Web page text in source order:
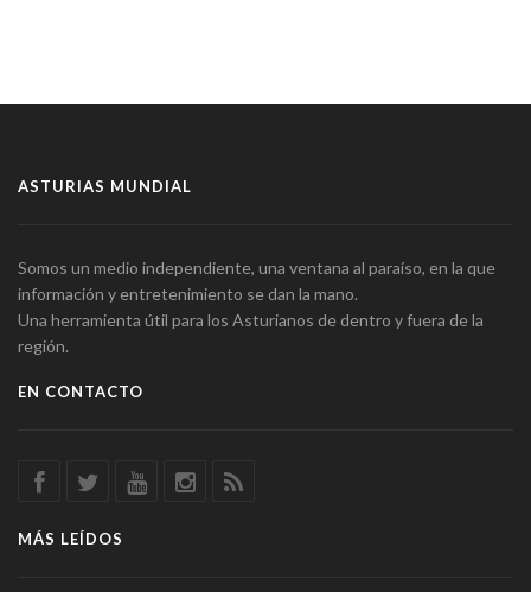
ASTURIAS MUNDIAL
Somos un medio independiente, una ventana al paraíso, en la que
información y entretenimiento se dan la mano.
Una herramienta útil para los Asturianos de dentro y fuera de la
región.
EN CONTACTO
MÁS LEÍDOS